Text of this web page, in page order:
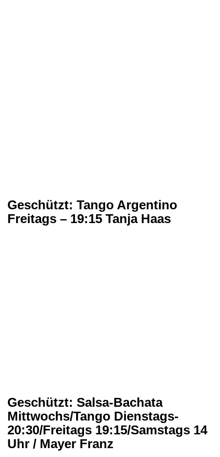
Geschützt: Tango Argentino
Freitags – 19:15 Tanja Haas
Geschützt: Salsa-Bachata
Mittwochs/Tango Dienstags-
20:30/Freitags 19:15/Samstags 14
Uhr / Mayer Franz